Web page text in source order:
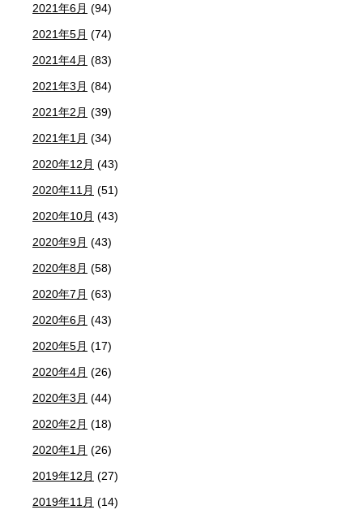
2021年6月 (94)
2021年5月 (74)
2021年4月 (83)
2021年3月 (84)
2021年2月 (39)
2021年1月 (34)
2020年12月 (43)
2020年11月 (51)
2020年10月 (43)
2020年9月 (43)
2020年8月 (58)
2020年7月 (63)
2020年6月 (43)
2020年5月 (17)
2020年4月 (26)
2020年3月 (44)
2020年2月 (18)
2020年1月 (26)
2019年12月 (27)
2019年11月 (14)